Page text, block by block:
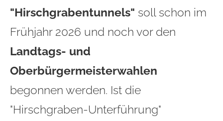
"Hirschgrabentunnels" soll schon im
Frühjahr 2026 und noch vor den
Landtags- und
Oberbürgermeisterwahlen
begonnen werden. Ist die
"Hirschgraben-Unterführung"